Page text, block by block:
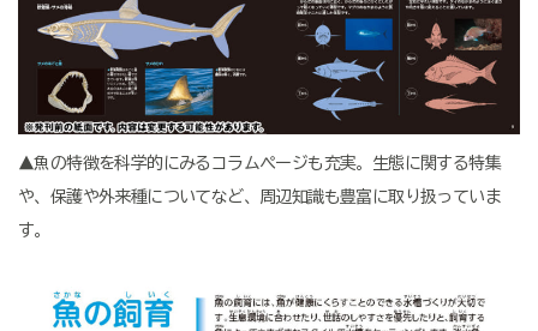
▲魚の特徴を科学的にみるコラムページも充実。生態に関する特集
や、保護や外来種についてなど、周辺知識も豊富に取り扱っていま
す。